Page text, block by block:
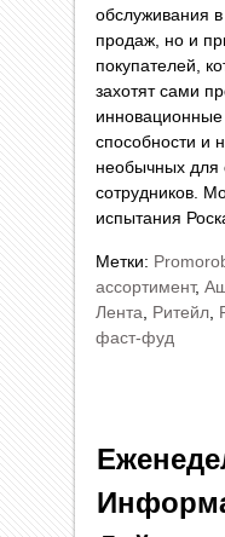
обслуживания
продаж, но и
покупателей,
захотят сами
инновационные
способности и
необычных для
сотрудников.
испытания
Метки:
ассортимент,
Лента
Ритейл
фаст-фуд